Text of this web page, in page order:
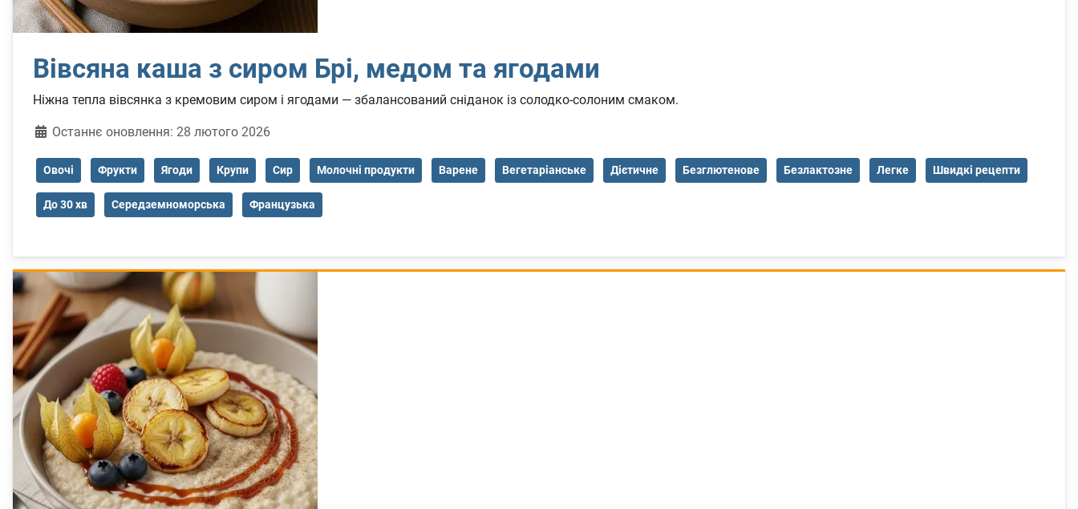
Вівсяна каша з сиром Брi, медом та ягодами
Ніжна тепла вівсянка з кремовим сиром і ягодами — збалансований сніданок із солодко-солоним смаком.
ДеталіОстаннє оновлення: 28 лютого 2026
Овочі Фрукти Ягоди Крупи Сир Молочні продукти Варене Вегетаріанське Дієтичне Безглютенове Безлактозне Легке Швидкі рецепти
До 30 хв Середземноморська Французька